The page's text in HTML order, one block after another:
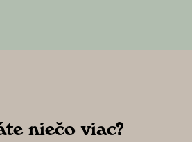
niečo viac?